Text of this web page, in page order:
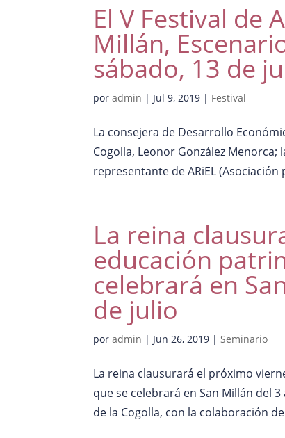
El V Festival de
Millán,
sábado, 13 de
poradmin | Jul 9, 2019 | Festival
La consejera de Desarrollo
Cogolla, Leonor González
representante de ARiEL
La reina
educación
celebrará en
de julio
poradmin | Jun 26, 2019 |Seminario
La reina clausurará el próximo
que se celebrará en San Millán del
de la Cogolla, con la colaboración